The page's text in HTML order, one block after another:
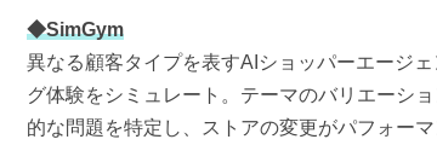
◆SimGym
異なる顧客タイプを表すAIショッパーエージ
グ体験をシミュレート。テーマのバリエーシ
的な問題を特定し、ストアの変更がパフォー